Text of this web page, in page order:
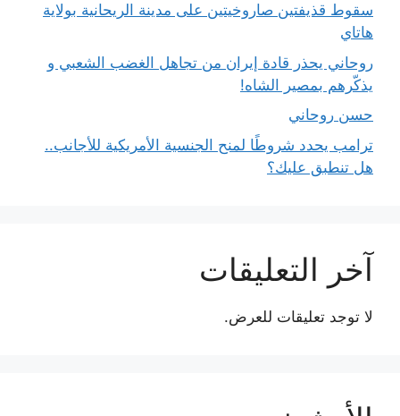
سقوط قذيفتين صاروخيتين على مدينة الريحانية بولاية
هاتاي
روحاني يحذر قادة إيران من تجاهل الغضب الشعبي و
يذكّرهم بمصير الشاه!
حسن روحاني
ترامب يحدد شروطًا لمنح الجنسية الأمريكية للأجانب..
هل تنطبق عليك؟
آخر التعليقات
لا توجد تعليقات للعرض.